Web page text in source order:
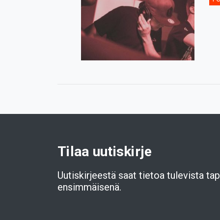
Tilaa uutiskirje
Uutiskirjeestä saat tietoa tulevista
ensimmäisenä.